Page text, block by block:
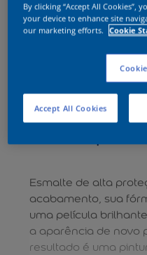
Esmalte de alta
acabamento, sua
uma película
a aparência de novo
resultado é uma
By clicking “Accept All Cookies”,
your device to enhance site
our marketing efforts.
Cookie
Accept All Cookies